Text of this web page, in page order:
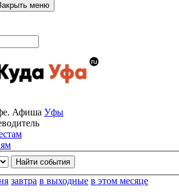
меню
Афиша Уфы
завтра в выходные в этом месяце